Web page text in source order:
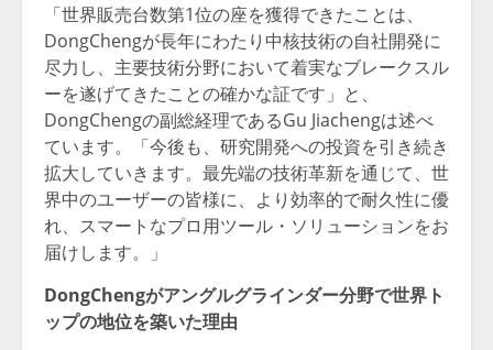
「世界販売台数第1位の座を獲得できたことは、
DongChengが長年にわたり中核技術の自社開発に
尽力し、主要技術分野において着実なブレークスル
ーを遂げてきたことの確かな証です」と、
DongChengの副総経理であるGu Jiachengは述べ
ています。「今後も、研究開発への投資を引き続き
拡大していきます。最先端の技術革新を通じて、世
界中のユーザーの皆様に、より効率的で耐久性に優
れ、スマートなプロ用ツール・ソリューションをお
届けします。」
DongChengがアングルグラインダー分野で世界ト
ップの地位を築いた理由